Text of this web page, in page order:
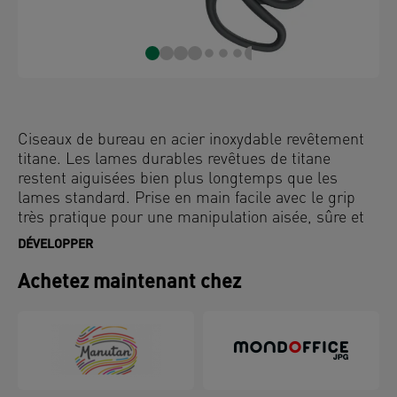
Ciseaux de bureau en acier inoxydable revêtement
titane. Les lames durables revêtues de titane
restent aiguisées bien plus longtemps que les
lames standard. Prise en main facile avec le grip
très pratique pour une manipulation aisée, sûre et
antidérapante Emballage en carton sans plastique.
DÉVELOPPER
Achetez maintenant chez